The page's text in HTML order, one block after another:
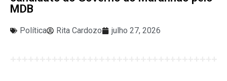
MDB
Política Rita Cardozo julho 27, 2026